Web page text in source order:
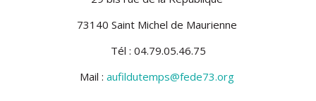
73140 Saint Michel de Maurienne
Tél : 04.79.05.46.75
Mail : aufildutemps@fede73.org